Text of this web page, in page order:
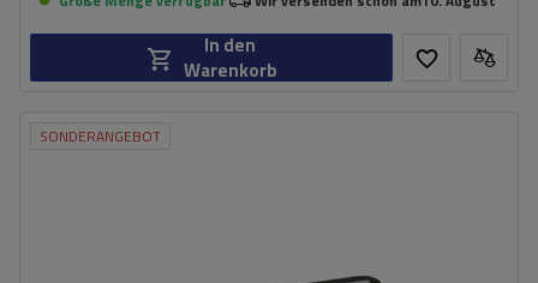
In den
Warenkorb
SONDERANGEBOT